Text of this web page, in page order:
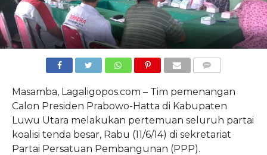
Masamba, Lagaligopos.com – Tim pemenangan
Calon Presiden Prabowo-Hatta di Kabupaten
Luwu Utara melakukan pertemuan seluruh partai
koalisi tenda besar, Rabu (11/6/14) di sekretariat
Partai Persatuan Pembangunan (PPP).